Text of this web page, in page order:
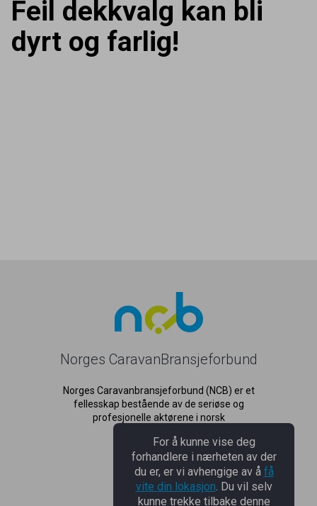
Feil dekkvalg kan bli
dyrt og farlig!
Norges CaravanBransjeforbund
Norges Caravanbransjeforbund (NCB) er et
fellesskap bestående av de seriøse og
profesjonelle aktørene i norsk
NCB
For å kunne vise deg
forhandlere i nærheten av der
du er, er vi avhengige av å få
vite din lokasjon. Du vil selv
kunne trekke tilbake denne